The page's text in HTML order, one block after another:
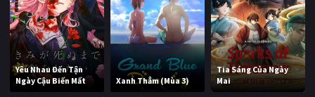
Yêu Nhau Đến Tận
Ngày Cậu Biến Mất
Xanh Thẳm (Mùa 3)
Tia Sáng Của Ngày
Mai